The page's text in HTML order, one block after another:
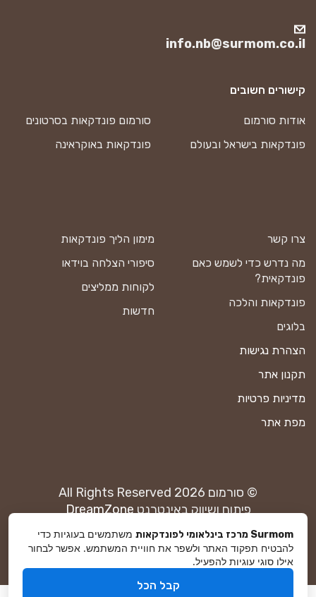
info.nb@surmom.co.il
צרו קשר
מה נדרש כדי לשמש כאם
פונדקאית?
פונדקאות והלכה
בלוגים
הצהרת נגישות
תקנון אתר
מדיניות פרטיות
מפת אתר
מימון הליך פונדקאות
סיפורי הצלחה בוידאו
לקוחות ממליצים
חדשות
קישורים חשובים
אודות סורמום
סורמום פונדקאות בסרטונים
פונדקאות בישראל ובעולם
פונדקאות באוקראינה
© סורמום All Rights Reserved 2026
פיתוח ושיווק באינטרנטDreamZone
Surmom מרכז בינלאומי לפונדקאות
משתמשים בעוגיות כדי
להבטיח תפקוד האתר ולשפר את חוויית המשתמש. אפשר לבחור
אילו סוגי עוגיות להפעיל.
קבל הכל